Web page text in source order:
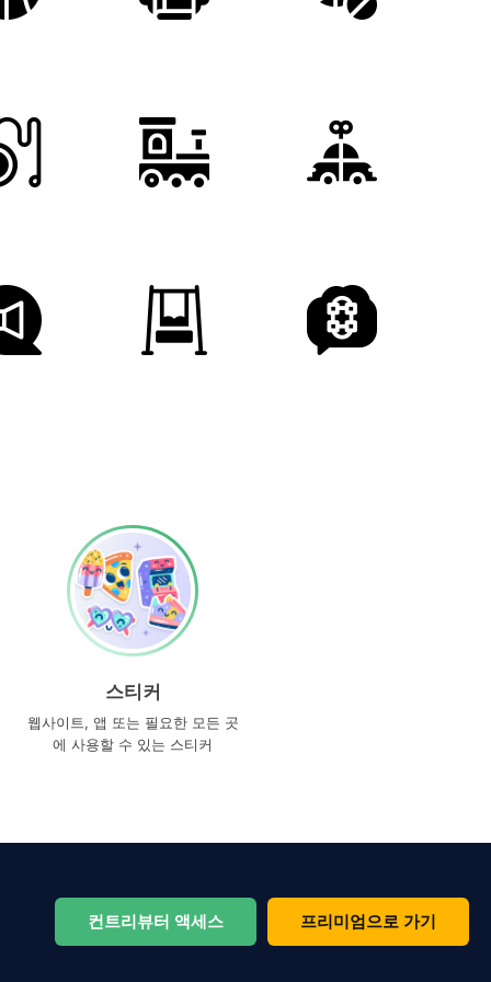
스티커
웹사이트, 앱 또는 필요한 모든 곳
에 사용할 수 있는 스티커
컨트리뷰터 액세스 프리미엄으로 가기